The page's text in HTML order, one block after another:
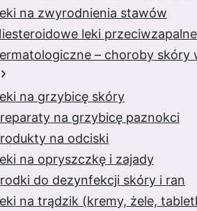
na zwyrodnienia stawów
leki
– choroby skóry
na grzybicę skóry
na grzybicę paznokci
na odciski
na opryszczkę i zajady
do dezynfekcji skóry i ran
na trądzik (kremy, żele,